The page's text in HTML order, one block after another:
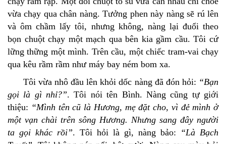
vừa chạy qua chân nàng. Tưởng phen này nàng sẽ rú lên
và ôm chầm lấy tôi, nhưng không, nàng lại đuổi theo
bọn chuột chạy một mạch qua bên kia gầm cầu. Tôi cứ
lững thững một mình. Trên cầu, một chiếc tram-vai chạy
qua kêu rầm rầm như máy bay ném bom xa.
Tôi vừa nhô đầu lên khỏi dốc nàng đã đón hỏi: “Bạn
gọi là gì nhỉ?”. Tôi nói tên Bình. Nàng cũng tự giới
thiệu: “Mình tên cũ là Hương, mẹ đặt cho, vì đẻ mình ở
một vạn chài trên sông Hương. Nhưng sang đây người
ta gọi khác rồi”. Tôi hỏi là gì, nàng bảo: “Là Bạch